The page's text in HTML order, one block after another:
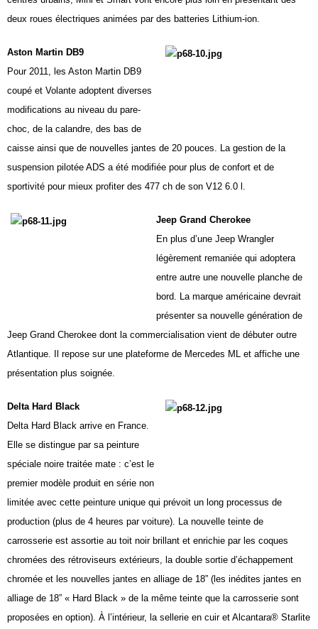
deux roues électriques animées par des batteries Lithium-ion.
Aston Martin DB9
Pour 2011, les Aston Martin DB9
coupé et Volante adoptent diverses
modifications au niveau du pare-
choc, de la calandre, des bas de
caisse ainsi que de nouvelles jantes de 20 pouces . La gestion de la
suspension pilotée ADS a été modifiée pour plus de confort et de
sportivité pour mieux profiter des 477 ch de son V12 6.0 l
Jeep Grand Cherokee
En plus d’une Jeep Wrangler
légèrement remaniée qui adoptera
entre autre une nouvelle planche de
bord. La marque américaine devrait
présenter sa nouvelle génération de
Jeep Grand Cherokee dont la commercialisation vient de débuter outre
Atlantique. Il repose sur une plateforme de Mercedes ML et affiche une
présentation plus soignée.
Delta Hard Black
Delta Hard Black arrive en France
Elle se distingue par sa peinture
spéciale noire traitée mate : c’est le
premier modèle produit en série non
limitée avec cette peinture unique qui prévoit un long processus de
production (plus de 4 heures par voiture). La nouvelle teinte de
carrosserie est assortie au toit noir brillant et enrichie par les coques
chromées des rétroviseurs extérieurs, la double sortie d’échappement
chromée et les nouvelles jantes en alliage de 18” (les inédites jantes en
alliage de 18” « Hard Black » de la même teinte que la carrosserie sont
proposées en option). À l’intérieur, la sellerie en cuir et Alcantara® Starlite